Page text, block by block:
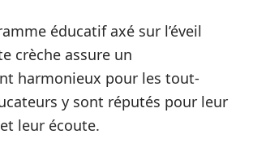
éducatif axé sur l’éveil
crèche assure un
harmonieux pour les tout-
y sont réputés pour leur
leur écoute.